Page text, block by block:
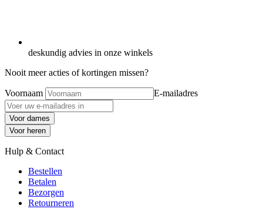
deskundig advies in onze winkels
Nooit meer acties of kortingen missen?
Voornaam E-mailadres
Voor dames
Voor heren
Hulp & Contact
Bestellen
Betalen
Bezorgen
Retourneren